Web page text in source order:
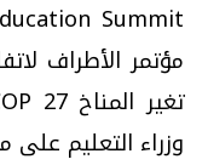
مؤتمر الأطراف
وزراء التعليم على